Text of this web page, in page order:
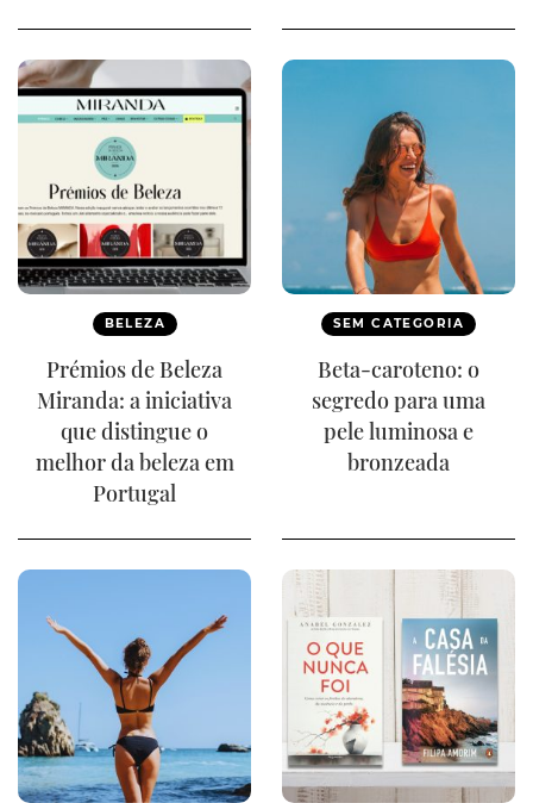
BELEZA
Prémios de Beleza
Miranda: a iniciativa
que distingue o
melhor da beleza em
Portugal
SEM CATEGORIA
Beta-caroteno: o
segredo para uma
pele luminosa e
bronzeada